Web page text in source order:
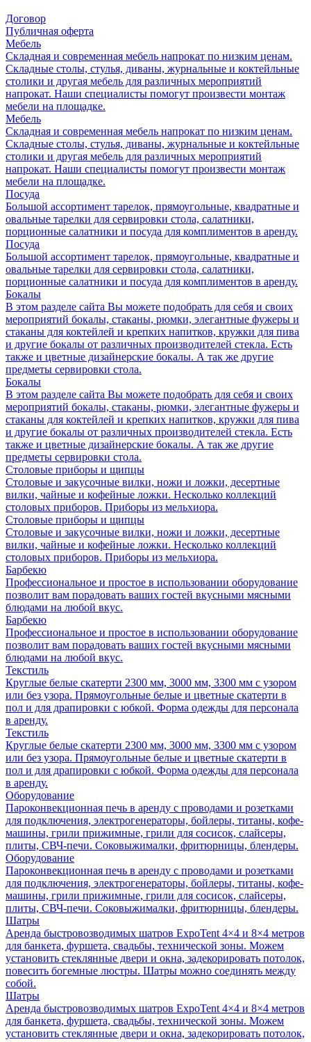
Договор
Публичная оферта
Мебель
Складная и современная мебель напрокат по низким ценам.
Складные столы, стулья, диваны, журнальные и коктейльные
столики и другая мебель для различных мероприятий
напрокат. Наши специалисты помогут произвести монтаж
мебели на площадке.
Мебель
Складная и современная мебель напрокат по низким ценам.
Складные столы, стулья, диваны, журнальные и коктейльные
столики и другая мебель для различных мероприятий
напрокат. Наши специалисты помогут произвести монтаж
мебели на площадке.
Посуда
Большой ассортимент тарелок, прямоугольные, квадратные и
овальные тарелки для сервировки стола, салатники,
порционные салатники и посуда для комплиментов в аренду.
Посуда
Большой ассортимент тарелок, прямоугольные, квадратные и
овальные тарелки для сервировки стола, салатники,
порционные салатники и посуда для комплиментов в аренду.
Бокалы
В этом разделе сайта Вы можете подобрать для себя и своих
мероприятий бокалы, стаканы, рюмки, элегантные фужеры и
стаканы для коктейлей и крепких напитков, кружки для пива
и другие бокалы от различных производителей стекла. Есть
также и цветные дизайнерские бокалы. А так же другие
предметы сервировки стола.
Бокалы
В этом разделе сайта Вы можете подобрать для себя и своих
мероприятий бокалы, стаканы, рюмки, элегантные фужеры и
стаканы для коктейлей и крепких напитков, кружки для пива
и другие бокалы от различных производителей стекла. Есть
также и цветные дизайнерские бокалы. А так же другие
предметы сервировки стола.
Столовые приборы и щипцы
Столовые и закусочные вилки, ножи и ложки, десертные
вилки, чайные и кофейные ложки. Несколько коллекций
столовых приборов. Приборы из мельхиора.
Столовые приборы и щипцы
Столовые и закусочные вилки, ножи и ложки, десертные
вилки, чайные и кофейные ложки. Несколько коллекций
столовых приборов. Приборы из мельхиора.
Барбекю
Профессиональное и простое в использовании оборудование
позволит вам порадовать ваших гостей вкусными мясными
блюдами на любой вкус.
Барбекю
Профессиональное и простое в использовании оборудование
позволит вам порадовать ваших гостей вкусными мясными
блюдами на любой вкус.
Текстиль
Круглые белые скатерти 2300 мм, 3000 мм, 3300 мм с узором
или без узора. Прямоугольные белые и цветные скатерти в
пол и для драпировки с юбкой. Форма одежды для персонала
в аренду.
Текстиль
Круглые белые скатерти 2300 мм, 3000 мм, 3300 мм с узором
или без узора. Прямоугольные белые и цветные скатерти в
пол и для драпировки с юбкой. Форма одежды для персонала
в аренду.
Оборудование
Пароконвекционная печь в аренду с проводами и розетками
для подключения, электрогенераторы, бойлеры, титаны, кофе-
машины, грили прижимные, грили для сосисок, слайсеры,
плиты, СВЧ-печи. Соковыжималки, фритюрницы, блендеры.
Оборудование
Пароконвекционная печь в аренду с проводами и розетками
для подключения, электрогенераторы, бойлеры, титаны, кофе-
машины, грили прижимные, грили для сосисок, слайсеры,
плиты, СВЧ-печи. Соковыжималки, фритюрницы, блендеры.
Шатры
Аренда быстровозводимых шатров ExpoTent 4×4 и 8×4 метров
для банкета, фуршета, свадьбы, технической зоны. Можем
установить стеклянные двери и окна, задекорировать потолок,
повесить богемные люстры. Шатры можно соединять между
собой.
Шатры
Аренда быстровозводимых шатров ExpoTent 4×4 и 8×4 метров
для банкета, фуршета, свадьбы, технической зоны. Можем
установить стеклянные двери и окна, задекорировать потолок,